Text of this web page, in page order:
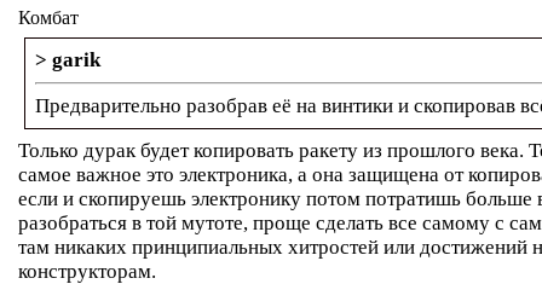
Комбат
> garik
Предварительно разобрав её на винтики и скопировав
Только дурак будет копировать ракету из прошлого века.
самое важное это электроника, а она защищена от
если и скопируешь электронику потом потратишь больше
разобраться в той мутоте, проще сделать все самому с
там никаких принципиальных хитростей или достижений
конструкторам.